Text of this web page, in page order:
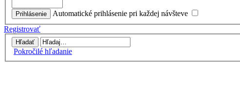
Automatické prihlásenie pri každej návšteve
Registrovať
Pokročilé hľadanie